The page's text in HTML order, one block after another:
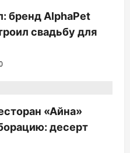
бренд AlphaPet
свадьбу для
«Айна»
десерт